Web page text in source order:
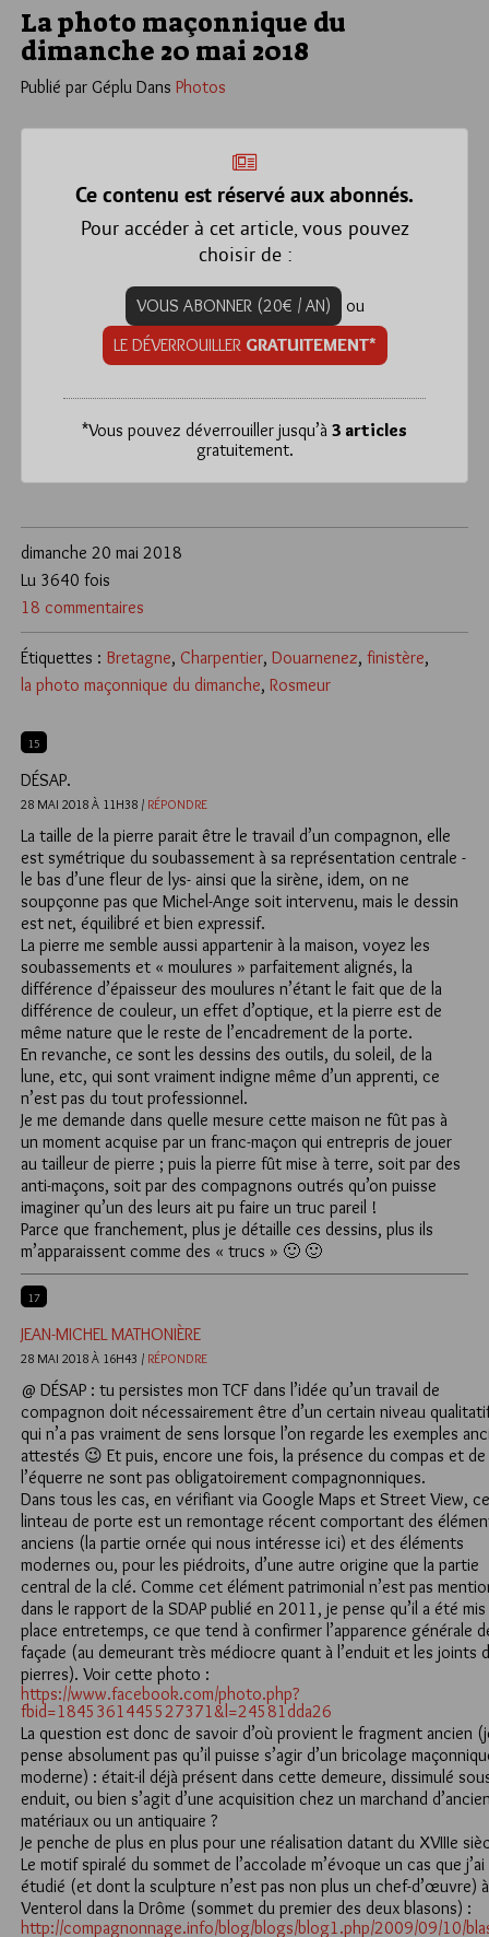
La photo maçonnique du
dimanche 20 mai 2018
Publié par Géplu Dans Photos
Ce contenu est réservé aux abonnés.
Pour accéder à cet article, vous pouvez
choisir de :
VOUS ABONNER (20€ / AN)
ou
LE DÉVERROUILLER GRATUITEMENT*
*Vous pouvez déverrouiller jusqu’à 3 articles
gratuitement.
dimanche 20 mai 2018
18 commentaires
Lu 3640 fois
Étiquettes : Bretagne, Charpentier, Douarnenez, finistère,
la photo maçonnique du dimanche, Rosmeur
15
DÉSAP.
28 MAI 2018 À 11H38 / RÉPONDRE
La taille de la pierre parait être le travail d’un compagnon, elle
est symétrique du soubassement à sa représentation centrale -
le bas d’une fleur de lys- ainsi que la sirène, idem, on ne
soupçonne pas que Michel-Ange soit intervenu, mais le dessin
est net, équilibré et bien expressif.
La pierre me semble aussi appartenir à la maison, voyez les
soubassements et « moulures » parfaitement alignés, la
différence d’épaisseur des moulures n’étant le fait que de la
différence de couleur, un effet d’optique, et la pierre est de
même nature que le reste de l’encadrement de la porte.
En revanche, ce sont les dessins des outils, du soleil, de la
lune, etc, qui sont vraiment indigne même d’un apprenti, ce
n’est pas du tout professionnel.
Je me demande dans quelle mesure cette maison ne fût pas à
un moment acquise par un franc-maçon qui entrepris de jouer
au tailleur de pierre ; puis la pierre fût mise à terre, soit par des
anti-maçons, soit par des compagnons outrés qu’on puisse
imaginer qu’un des leurs ait pu faire un truc pareil !
Parce que franchement, plus je détaille ces dessins, plus ils
m’apparaissent comme des « trucs » 🙂 🙂
17
JEAN-MICHEL MATHONIÈRE
28 MAI 2018 À 16H43 / RÉPONDRE
@ DÉSAP : tu persistes mon TCF dans l’idée qu’un travail de
compagnon doit nécessairement être d’un certain niveau
qui n’a pas vraiment de sens lorsque l’on regarde les exemples
attestés 😉 Et puis, encore une fois, la présence du compas et de
l’équerre ne sont pas obligatoirement compagnonniques.
Dans tous les cas, en vérifiant via Google Maps et Street View, ce
linteau de porte est un remontage récent comportant des
anciens (la partie ornée qui nous intéresse ici) et des éléments
modernes ou, pour les piédroits, d’une autre origine que la partie
central de la clé. Comme cet élément patrimonial n’est pas
dans le rapport de la SDAP publié en 2011, je pense qu’il a été
place entretemps, ce que tend à confirmer l’apparence générale
façade (au demeurant très médiocre quant à l’enduit et les joints
pierres). Voir cette photo :
https://www.facebook.com/photo.php?
fbid=1845361445527371&l=24581dda26
La question est donc de savoir d’où provient le fragment ancien
pense absolument pas qu’il puisse s’agir d’un bricolage
moderne) : était-il déjà présent dans cette demeure, dissimulé
enduit, ou bien s’agit d’une acquisition chez un marchand
matériaux ou un antiquaire ?
Je penche de plus en plus pour une réalisation datant du XVIIIe
Le motif spiralé du sommet de l’accolade m’évoque un cas que j’ai
étudié (et dont la sculpture n’est pas non plus un chef-d’œuvre) à
Venterol dans la Drôme (sommet du premier des deux blasons) :
http://compagnonnage.info/blog/blogs/blog1.php/2009/09/10/